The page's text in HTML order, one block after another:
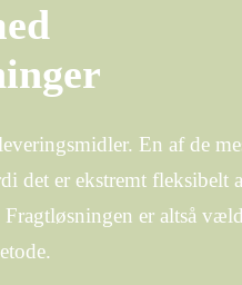
En af de
det er ekstremt fleksibelt
er altså